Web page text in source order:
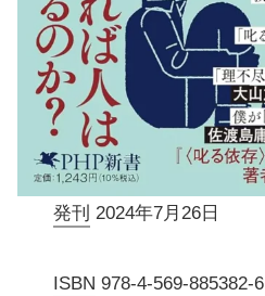
発刊 2024年7月26日
ISBN 978-4-569-885382-6